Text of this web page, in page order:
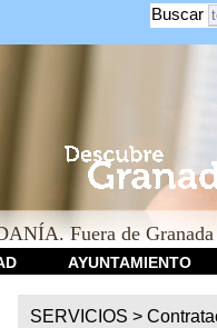
Buscar
Fuera de Granada
AYUNTAMIENTO
SERVICIOS >